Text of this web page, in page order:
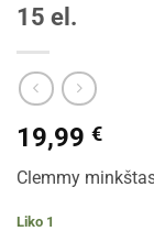
15 el.
19,99 €
Clemmy
Liko 1